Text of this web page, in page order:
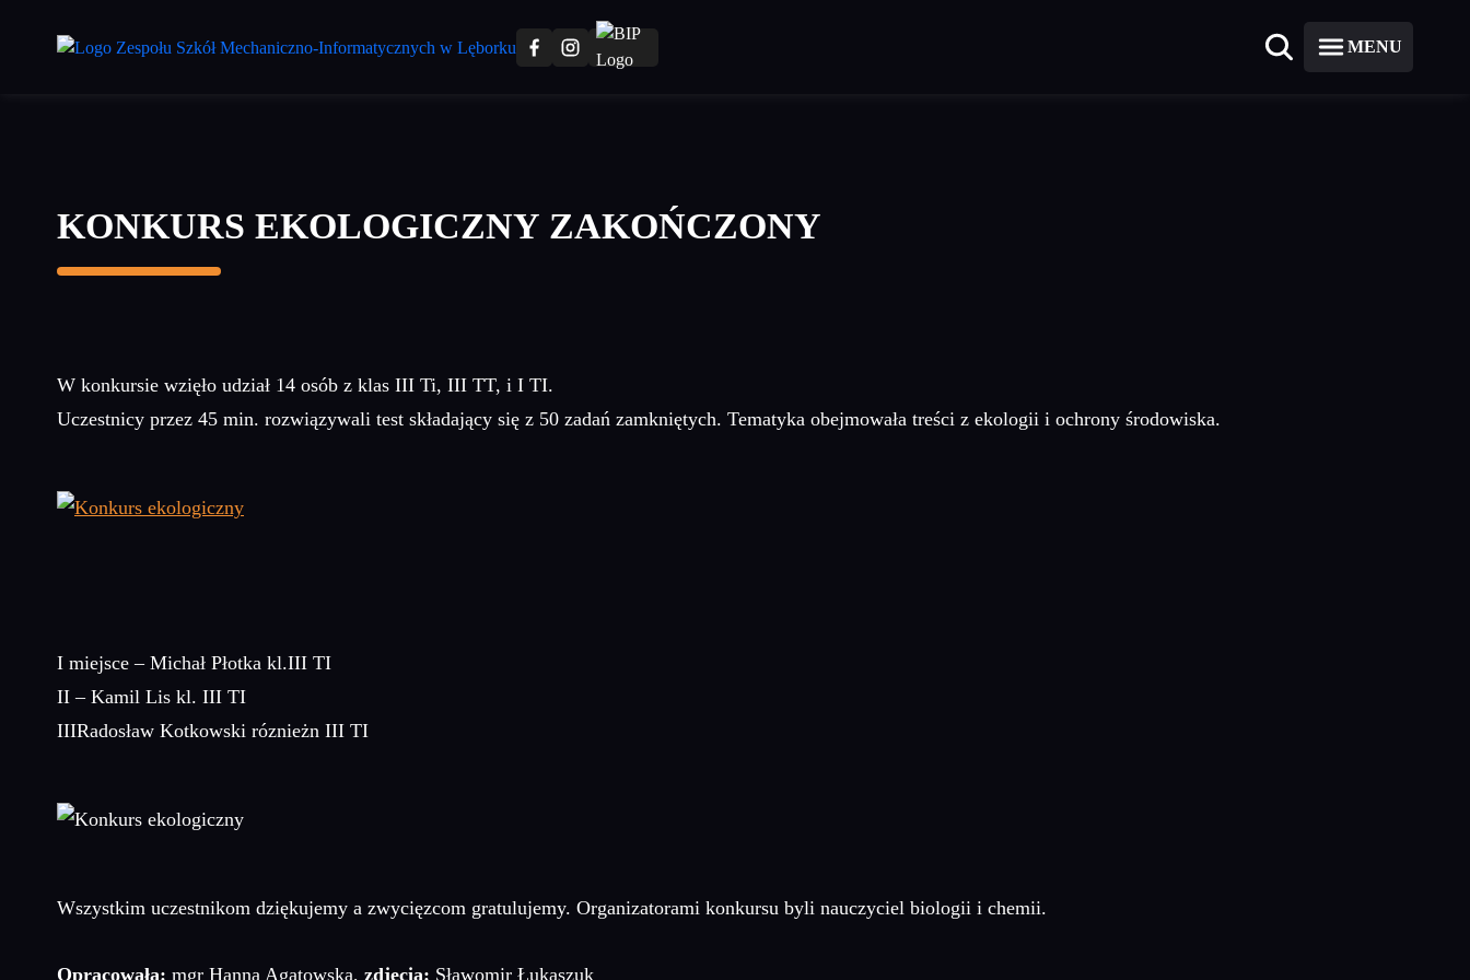
MENU
KONKURS EKOLOGICZNY ZAKOŃCZONY
W konkursie wzięło udział 14 osób z klas III Ti, III TT, i I TI.
Uczestnicy przez 45 min. rozwiązywali test składający się z 50 zadań zamkniętych. Tematyka obejmowała treści z ekologii i ochrony środowiska.
I miejsce – Michał Płotka kl.III TI
II – Kamil Lis kl. III TI
IIIRadosław Kotkowski róznieżn III TI
Wszystkim uczestnikom dziękujemy a zwycięzcom gratulujemy. Organizatorami konkursu byli nauczyciel biologii i chemii.
Opracowała: mgr Hanna Agatowska, zdjęcia: Sławomir Łukaszuk